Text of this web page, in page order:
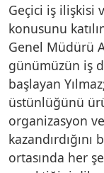
Geçici iş ilişkisi
konusunu
Genel Müdürü
günümüzün iş
başlayan
üstünlüğünü
organizasyon
ortasında her